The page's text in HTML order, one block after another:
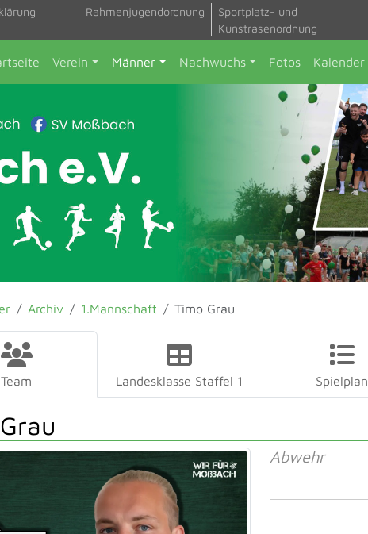
Rahmenjugendordnung
Sportplatz- und
Kunstrasenordnung
Verein Männer Nachwuchs Fotos Kalender
Archiv 1.Mannschaft Timo Grau
Team Landesklasse Staffel 1 Spielplan
Abwehr